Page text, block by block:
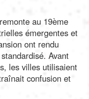
au 19ème
émergentes et
ont rendu
Avant
les villes utilisaient
confusion et